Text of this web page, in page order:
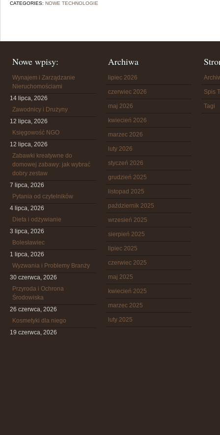
CATEGORIES: NOWE TECHNOLOGIE
Nowe wpisy:
Wynajem i Zarządzanie
Nieruchomościami
14 lipca, 2026
Zawodnicy i Drużyny
12 lipca, 2026
Księgowość NGO
12 lipca, 2026
Zabawki kreatywne do
domowej zabawy: jak wybrać
dobry zestaw
7 lipca, 2026
Pytania od czytelników
4 lipca, 2026
Dieta i odżywianie
3 lipca, 2026
Bolesławiec
1 lipca, 2026
Wyzwania i Problemy Branży
30 czerwca, 2026
Przyroda i Ochrona
Środowiska
26 czerwca, 2026
Kosmetyki dla niego
19 czerwca, 2026
Archiwa
lipiec 2026
czerwiec 2026
maj 2026
kwiecień 2026
marzec 2026
luty 2026
styczeń 2026
grudzień 2025
listopad 2025
październik 2025
wrzesień 2025
sierpień 2025
lipiec 2025
czerwiec 2025
maj 2025
kwiecień 2025
marzec 2025
luty 2025
Spis
Tagi